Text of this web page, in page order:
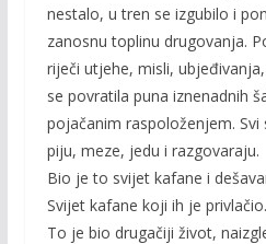
nestalo, u tren se izgubilo i
zanosnu toplinu drugovanja.
riječi utjehe, misli,
se povratila puna iznenadnih
pojačanim raspoloženjem.
piju, meze, jedu i razgovaraju.
Bio je to svijet kafane i
Svijet kafane koji ih je privlačio.
To je bio drugačiji život,